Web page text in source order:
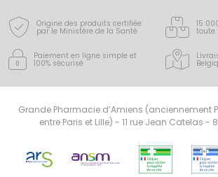
Origine des produits certifiée
par le Ministère de la Santé
15
toute
Paiement en ligne simple et
100% sécurisé
Grande Pharmacie d’Amiens (anciennement
entre Paris et Lille) - 11 rue Jean Catelas -